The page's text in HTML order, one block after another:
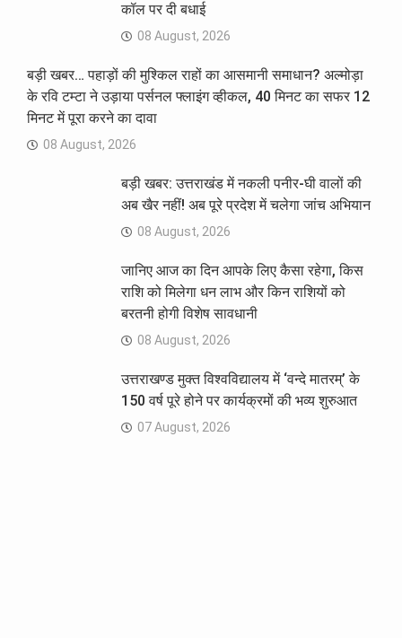
कॉल पर दी बधाई
08 August, 2026
बड़ी खबर… पहाड़ों की मुश्किल राहों का आसमानी समाधान? अल्मोड़ा
के रवि टम्टा ने उड़ाया पर्सनल फ्लाइंग व्हीकल, 40 मिनट का सफर 12
मिनट में पूरा करने का दावा
08 August, 2026
बड़ी खबर: उत्तराखंड में नकली पनीर-घी वालों की
अब खैर नहीं! अब पूरे प्रदेश में चलेगा जांच अभियान
08 August, 2026
जानिए आज का दिन आपके लिए कैसा रहेगा, किस
राशि को मिलेगा धन लाभ और किन राशियों को
बरतनी होगी विशेष सावधानी
08 August, 2026
उत्तराखण्ड मुक्त विश्वविद्यालय में ‘वन्दे मातरम्’ के
150 वर्ष पूरे होने पर कार्यक्रमों की भव्य शुरुआत
07 August, 2026